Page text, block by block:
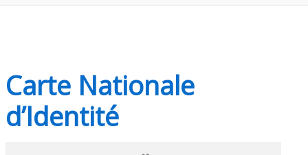
Carte Nationale
d’Identité